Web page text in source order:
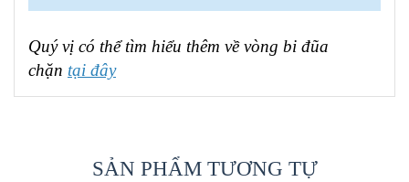
Quý vị có thể tìm hiểu thêm về vòng bi đũa
chặn tại đây
SẢN PHẨM TƯƠNG TỰ